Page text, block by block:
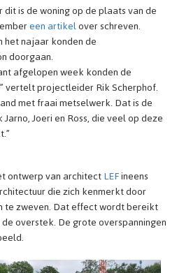
is de woning op de plaats van de
een artikelover schreven.
het najaar konden de
doorgaan.
afgelopen week konden de
vertelt projectleider Rik Scherphof.
met fraai metselwerk. Dat is de
Joeri en Ross, die veel op deze
ontwerp van architectLEFineens
die zich kenmerkt door
te zweven. Dat effect wordt bereikt
overstek. De grote overspanningen